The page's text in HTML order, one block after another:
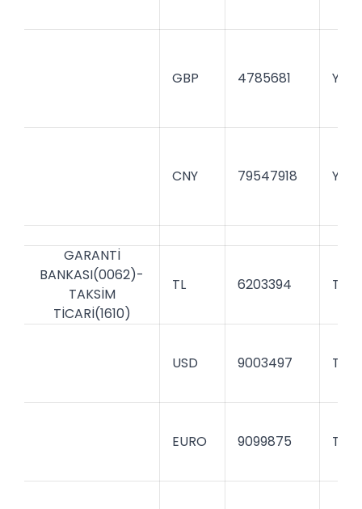
GBP 4785681
CNY 79547918
GARANTİ
BANKASI(0062)-
TAKSİM
TİCARİ(1610)
TL 6203394
USD 9003497
EURO 9099875